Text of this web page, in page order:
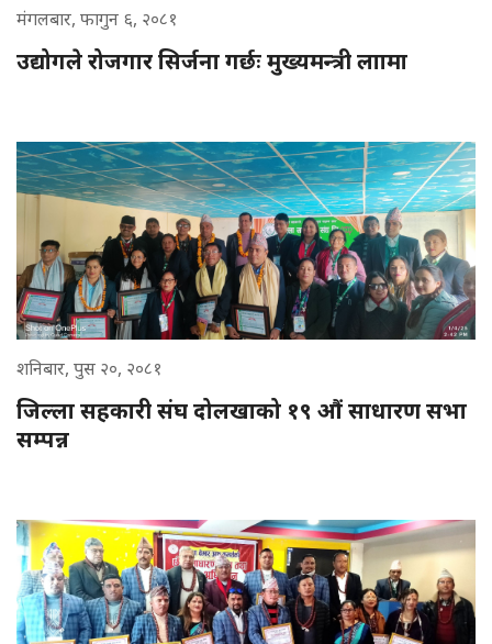
मंगलबार, फागुन ६, २०८१
उद्योगले रोजगार सिर्जना गर्छः मुख्यमन्त्री लाामा
शनिबार, पुस २०, २०८१
जिल्ला सहकारी संघ दोलखाको १९ औं साधारण सभा
सम्पन्न